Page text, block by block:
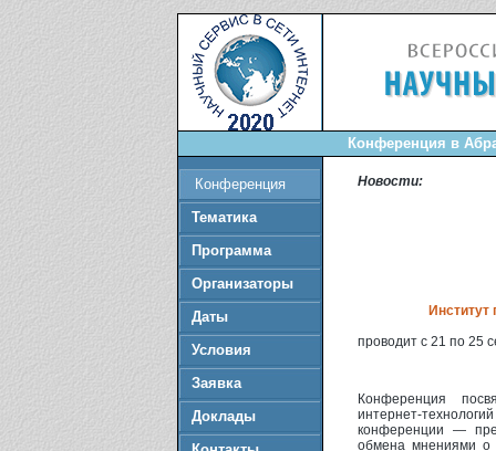
Конференция
Тематика
Программа
Организаторы
Даты
Условия
Заявка
Доклады
Конференция в
Новости:
проводит с 21 по 25
Конференция
интернет-
конференции —
обмена мнениями о